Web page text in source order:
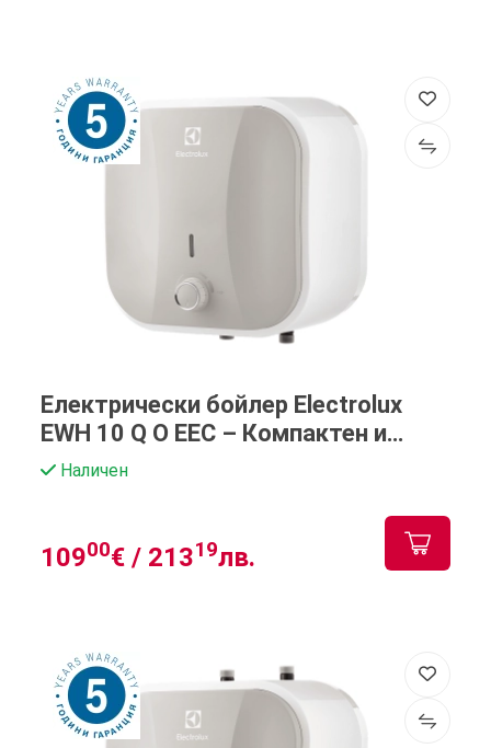
Електрически бойлер Electrolux
EWH 10 Q O EEC – Компактен и
ефективен за малки пространства
Наличен
10900€ / 21319лв.